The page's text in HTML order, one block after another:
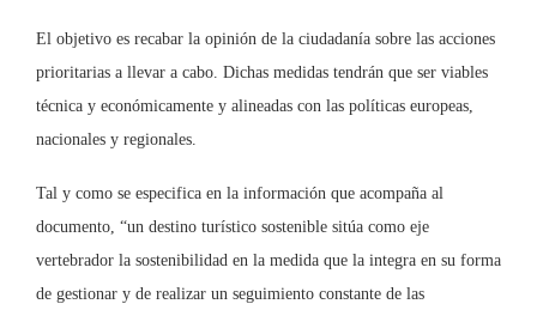
El objetivo es recabar la opinión de la ciudadanía sobre las acciones
prioritarias a llevar a cabo. Dichas medidas tendrán que ser viables
técnica y económicamente y alineadas con las políticas europeas,
nacionales y regionales.
Tal y como se especifica en la información que acompaña al
documento, “un destino turístico sostenible sitúa como eje
vertebrador la sostenibilidad en la medida que la integra en su forma
de gestionar y de realizar un seguimiento constante de las